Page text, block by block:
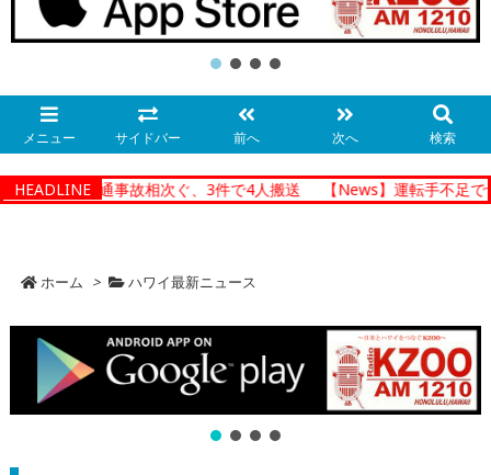
メニュー サイドバー 前へ 次へ 検索
HEADLINE
で朝の交通事故相次ぐ、3件で4人搬送 【News】運転手不足で
ホーム > ハワイ最新ニュース